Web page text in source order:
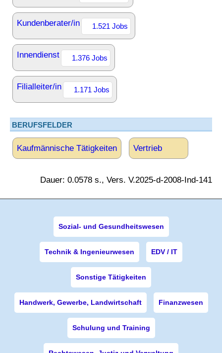
Kundenberater/in 1.521 Jobs
Innendienst 1.376 Jobs
Filialleiter/in 1.171 Jobs
BERUFSFELDER
Kaufmännische Tätigkeiten Vertrieb
Dauer: 0.0578 s., Vers. V.2025-d-2008-Ind-141
Sozial- und Gesundheitswesen
Technik & Ingenieurwesen EDV / IT
Sonstige Tätigkeiten
Handwerk, Gewerbe, Landwirtschaft Finanzwesen
Schulung und Training